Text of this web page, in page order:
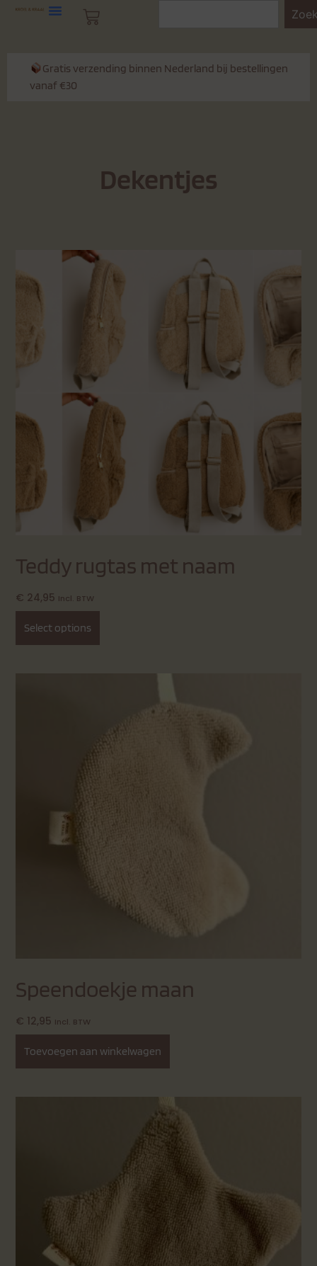
Gratis verzending binnen Nederland bij bestellingen
vanaf €30
Dekentjes
Teddy rugtas met naam
€ 24,95 Incl. BTW
Select options
Speendoekje maan
€ 12,95 Incl. BTW
Toevoegen aan winkelwagen